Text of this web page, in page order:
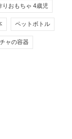
りおもちゃ 4歳児
ペットボトル
ャの容器